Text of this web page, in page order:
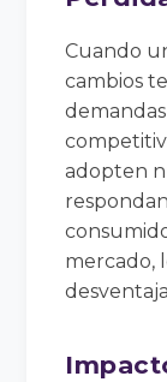
Cuando
cambios
adopten
mercado,